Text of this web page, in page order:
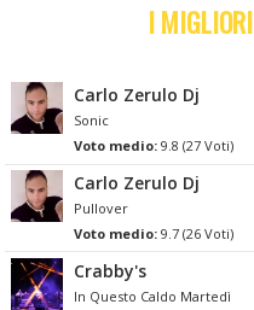
I MIGLIORI
Carlo Zerulo Dj
Sonic
Voto medio:9.8 (27 Voti)
Carlo Zerulo Dj
Pullover
Voto medio:9.7 (26 Voti)
Crabby's
In Questo Caldo Martedì